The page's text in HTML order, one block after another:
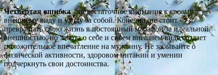
Четвёртая ошибка– недостаточное внимание к своему
внешнему виду и уходу за собой. Конечно, не стоит
превращать свою жизнь в постоянный марафон за идеальной
внешностью, но забота о себе и своем внешнем виде создает
положительное впечатление на мужчину. Не забывайте о
физической активности, здоровом питании и умении
подчеркнуть свои достоинства.